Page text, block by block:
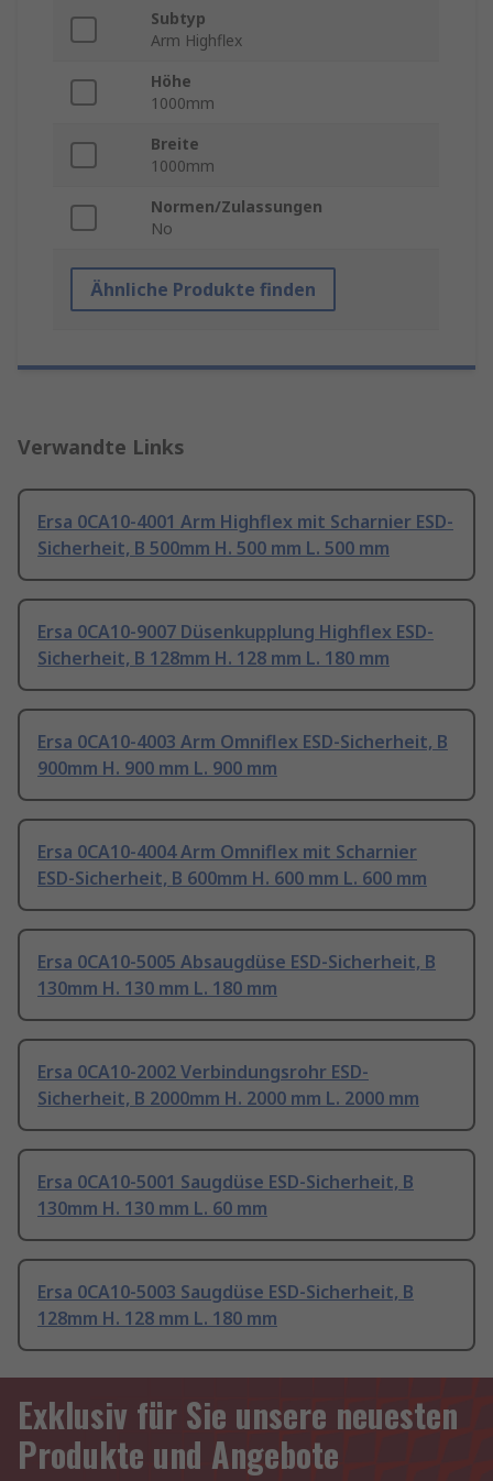
Subtyp
Arm Highflex
Höhe
1000mm
Breite
1000mm
Normen/Zulassungen
No
Ähnliche Produkte finden
Verwandte Links
Ersa 0CA10-4001 Arm Highflex mit Scharnier ESD-
Sicherheit, B 500mm H. 500 mm L. 500 mm
Ersa 0CA10-9007 Düsenkupplung Highflex ESD-
Sicherheit, B 128mm H. 128 mm L. 180 mm
Ersa 0CA10-4003 Arm Omniflex ESD-Sicherheit, B
900mm H. 900 mm L. 900 mm
Ersa 0CA10-4004 Arm Omniflex mit Scharnier
ESD-Sicherheit, B 600mm H. 600 mm L. 600 mm
Ersa 0CA10-5005 Absaugdüse ESD-Sicherheit, B
130mm H. 130 mm L. 180 mm
Ersa 0CA10-2002 Verbindungsrohr ESD-
Sicherheit, B 2000mm H. 2000 mm L. 2000 mm
Ersa 0CA10-5001 Saugdüse ESD-Sicherheit, B
130mm H. 130 mm L. 60 mm
Ersa 0CA10-5003 Saugdüse ESD-Sicherheit, B
128mm H. 128 mm L. 180 mm
Exklusiv für Sie unsere neuesten
Produkte und Angebote